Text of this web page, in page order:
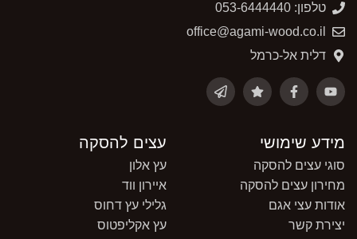
טלפון: 053-6444440
office@agami-wood.co.il
דלית אל-כרמל
מידע שימושי
סוגי עצים להסקה
מחירון עצים להסקה
אודות עצי אגם
יצירת קשר
עצים להסקה
עץ אלון
איירון ווד
גלילי עץ דחוס
עץ אקליפטוס